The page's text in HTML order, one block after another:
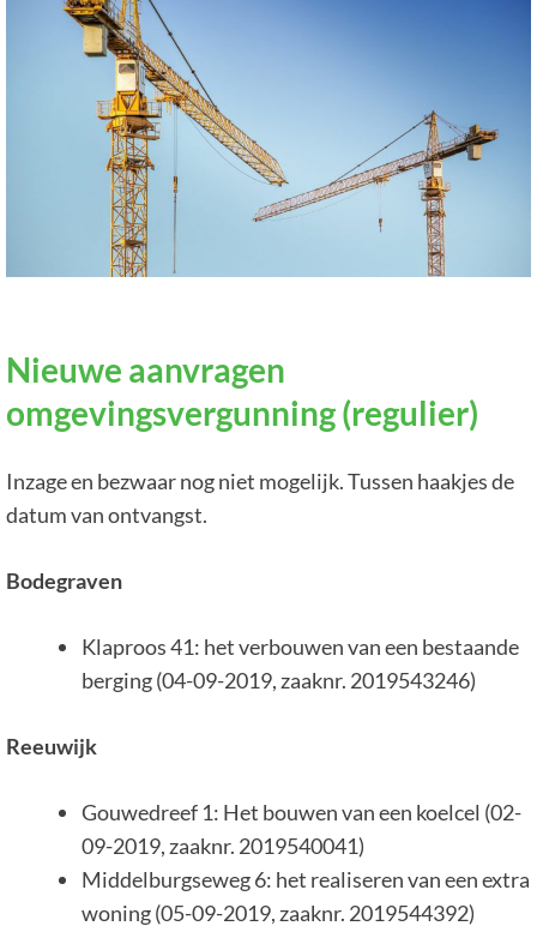
Nieuwe aanvragen
omgevingsvergunning (regulier)
Inzage en bezwaar nog niet mogelijk. Tussen haakjes de
datum van ontvangst.
Bodegraven
Klaproos 41: het verbouwen van een bestaande
berging (04-09-2019, zaaknr. 2019543246)
Reeuwijk
Gouwedreef 1: Het bouwen van een koelcel (02-
09-2019, zaaknr. 2019540041)
Middelburgseweg 6: het realiseren van een extra
woning (05-09-2019, zaaknr. 2019544392)